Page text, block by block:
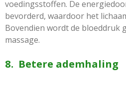
voedingsstoffen. De
bevorderd, waardoor het
Bovendien wordt de bloeddruk
massage.
8. Betere ademhaling